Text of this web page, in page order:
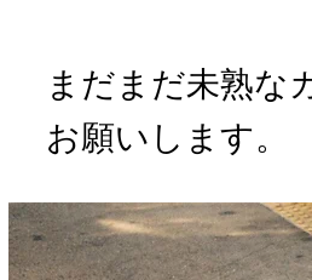
まだまだ未熟な
お願いします。